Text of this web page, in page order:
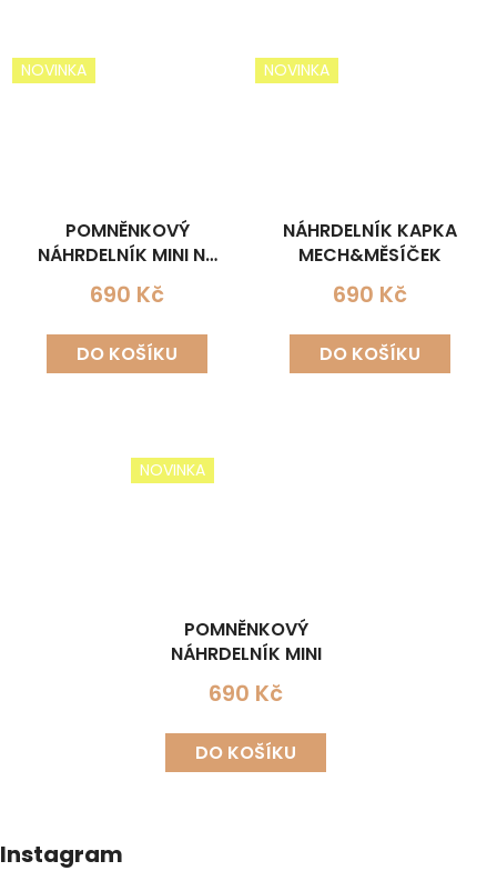
NOVINKA
POMNĚNKOVÝ
NÁHRDELNÍK MINI NA
LŮŽKU
690 Kč
DO KOŠÍKU
NOVINKA
NÁHRDELNÍK KAPKA
MECH&MĚSÍČEK
690 Kč
DO KOŠÍKU
NOVINKA
POMNĚNKOVÝ
NÁHRDELNÍK MINI
690 Kč
DO KOŠÍKU
Instagram